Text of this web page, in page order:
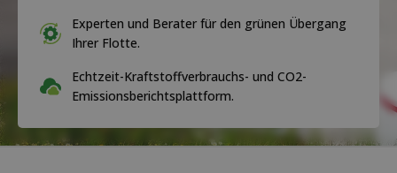
Experten und Berater für den grünen Übergang
Ihrer Flotte.
Echtzeit-Kraftstoffverbrauchs- und CO2-
Emissionsberichtsplattform.